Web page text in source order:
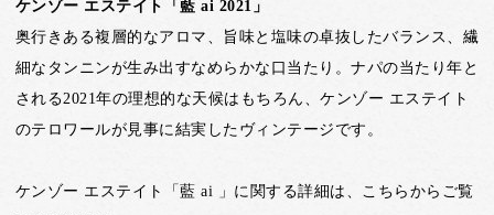
ケンゾー エステイト「藍 ai 2021」
奥行きある複層的なアロマ、旨味と塩味の卓抜したバランス、繊
細なタンニンが生み出すなめらかな口当たり。ナパの当たり年と
される2021年の理想的な天候はもちろん、ケンゾー エステイト
のテロワールが見事に結実したヴィンテージです。
ケンゾー エステイト「藍 ai 」に関する詳細は、こちらからご覧